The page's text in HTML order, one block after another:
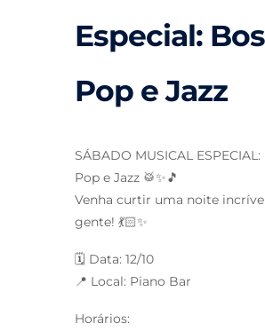
Especial:
Pop e Jazz
SÁBADO MUSICAL ESPECIAL:
Pop e Jazz 🥁✨🎵
Venha curtir uma noite
gente! 💃🏻✨
🗓 Data: 12/10
📍 Local: Piano Bar
Horários: